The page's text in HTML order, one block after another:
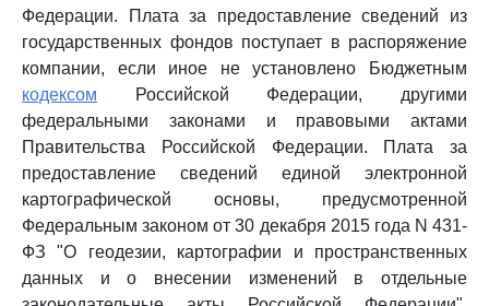
Федерации. Плата за предоставление сведений из
государственных фондов поступает в распоряжение
компании, если иное не установлено Бюджетным
кодексом Российской Федерации, другими
федеральными законами и правовыми актами
Правительства Российской Федерации. Плата за
предоставление сведений единой электронной
картографической основы, предусмотренной
Федеральным законом от 30 декабря 2015 года N 431-
ФЗ "О геодезии, картографии и пространственных
данных и о внесении изменений в отдельные